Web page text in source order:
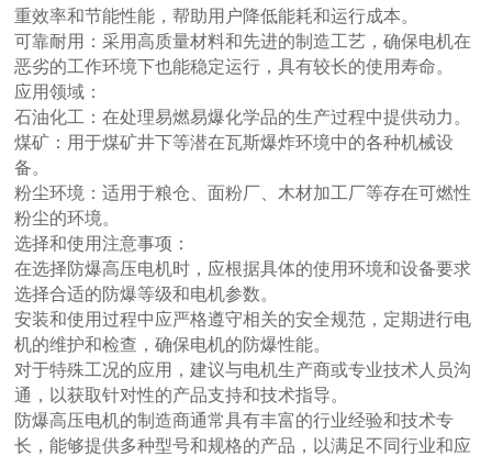
重效率和节能性能，帮助用户降低能耗和运行成本。
可靠耐用：采用高质量材料和先进的制造工艺，确保电机在
恶劣的工作环境下也能稳定运行，具有较长的使用寿命。
应用领域：
石油化工：在处理易燃易爆化学品的生产过程中提供动力。
煤矿：用于煤矿井下等潜在瓦斯爆炸环境中的各种机械设
备。
粉尘环境：适用于粮仓、面粉厂、木材加工厂等存在可燃性
粉尘的环境。
选择和使用注意事项：
在选择防爆高压电机时，应根据具体的使用环境和设备要求
选择合适的防爆等级和电机参数。
安装和使用过程中应严格遵守相关的安全规范，定期进行电
机的维护和检查，确保电机的防爆性能。
对于特殊工况的应用，建议与电机生产商或专业技术人员沟
通，以获取针对性的产品支持和技术指导。
防爆高压电机的制造商通常具有丰富的行业经验和技术专
长，能够提供多种型号和规格的产品，以满足不同行业和应